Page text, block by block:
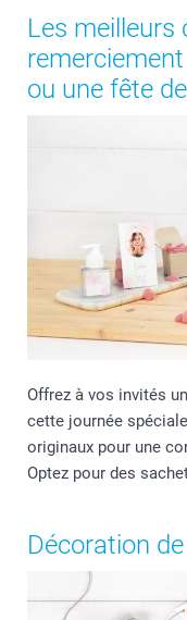
Les meilleurs
ou une fête
Offrez à vos invités
cette journée
originaux pour une
Optez pour des
Décoration